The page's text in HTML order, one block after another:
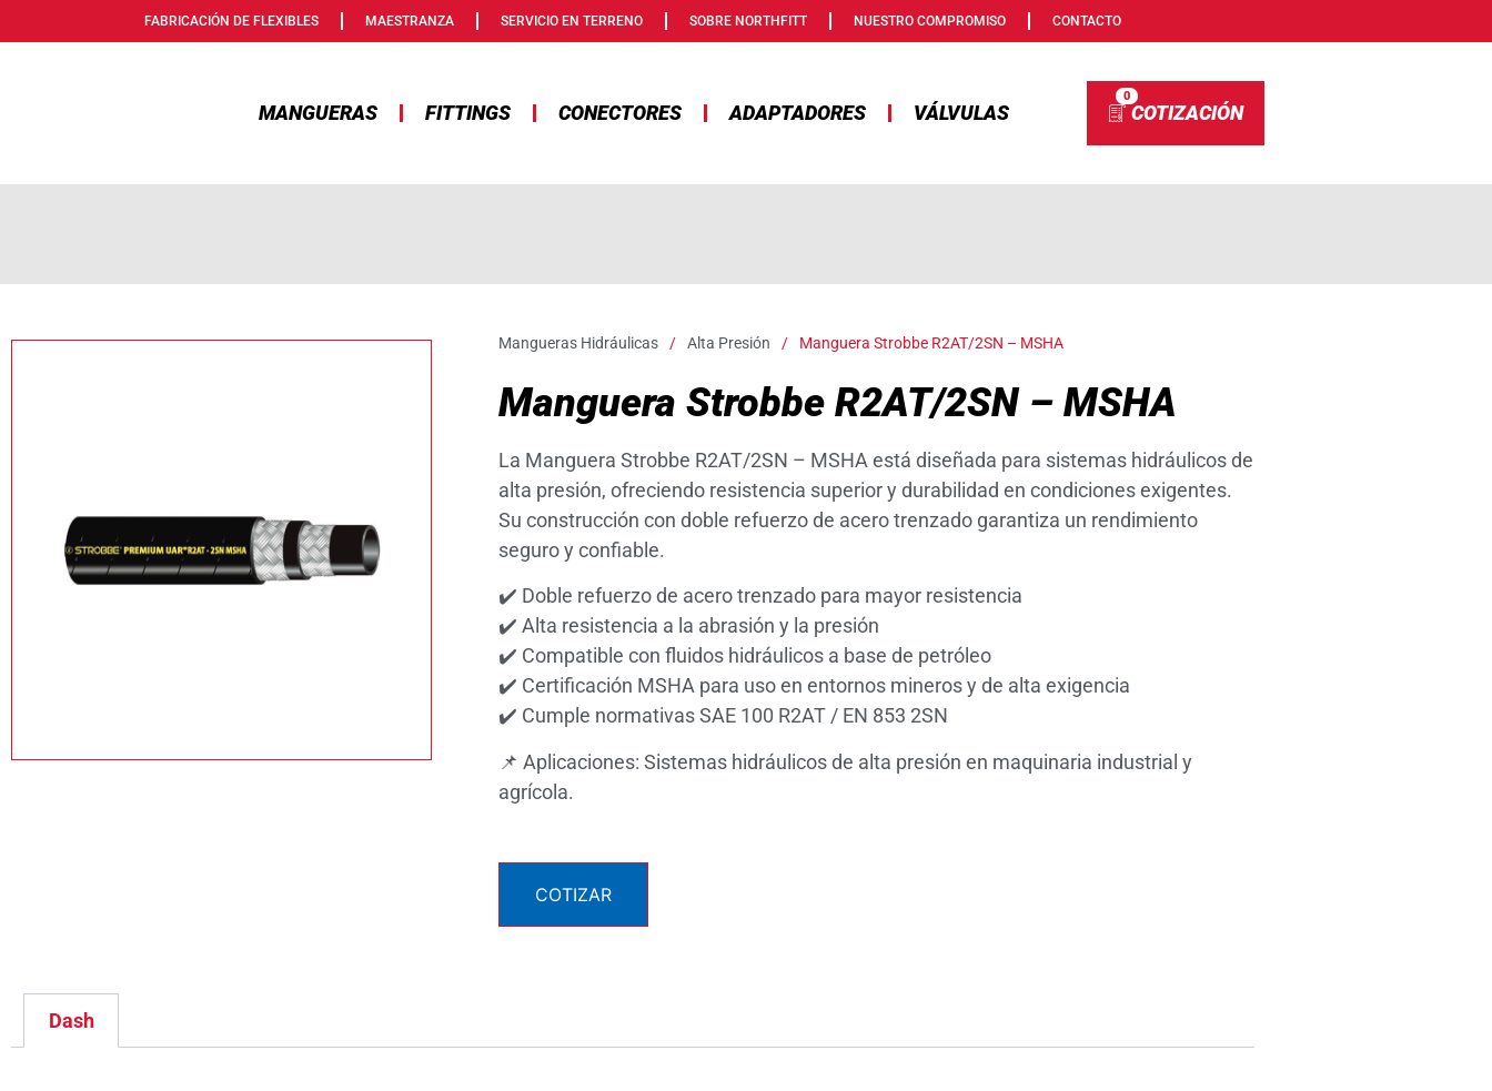
FABRICACIÓN DE FLEXIBLES MAESTRANZA SERVICIO EN TERRENO SOBRE NORTHFITT NUESTRO COMPROMISO CONTACTO
MANGUERAS FITTINGS CONECTORES ADAPTADORES VÁLVULAS
0
Mangueras Hidráulicas / Alta Presión / Manguera Strobbe R2AT/2SN – MSHA
Manguera Strobbe R2AT/2SN – MSHA
La Manguera Strobbe R2AT/2SN – MSHA está diseñada para sistemas hidráulicos de
alta presión, ofreciendo resistencia superior y durabilidad en condiciones exigentes.
Su construcción con doble refuerzo de acero trenzado garantiza un rendimiento
seguro y confiable.
✔️ Doble refuerzo de acero trenzado para mayor resistencia
✔️ Alta resistencia a la abrasión y la presión
✔️ Compatible con fluidos hidráulicos a base de petróleo
✔️ Certificación MSHA para uso en entornos mineros y de alta exigencia
✔️ Cumple normativas SAE 100 R2AT / EN 853 2SN
📌 Aplicaciones: Sistemas hidráulicos de alta presión en maquinaria industrial y
agrícola.
COTIZAR
Dash